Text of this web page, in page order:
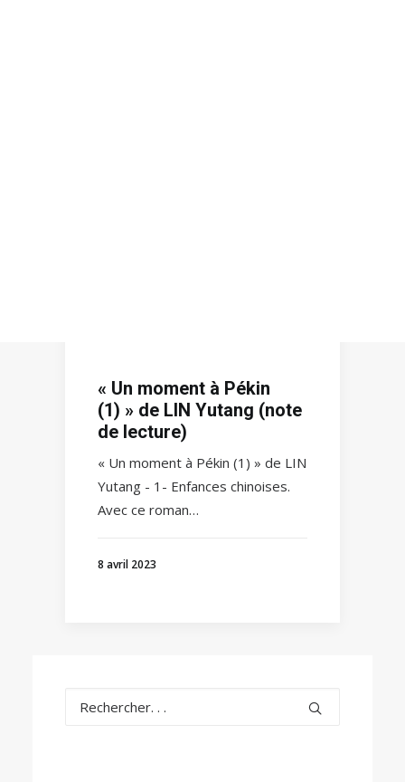
« Un moment à Pékin
(1) » de LIN Yutang (note
de lecture)
« Un moment à Pékin (1) » de LIN
Yutang - 1- Enfances chinoises.
Avec ce roman…
8 avril 2023